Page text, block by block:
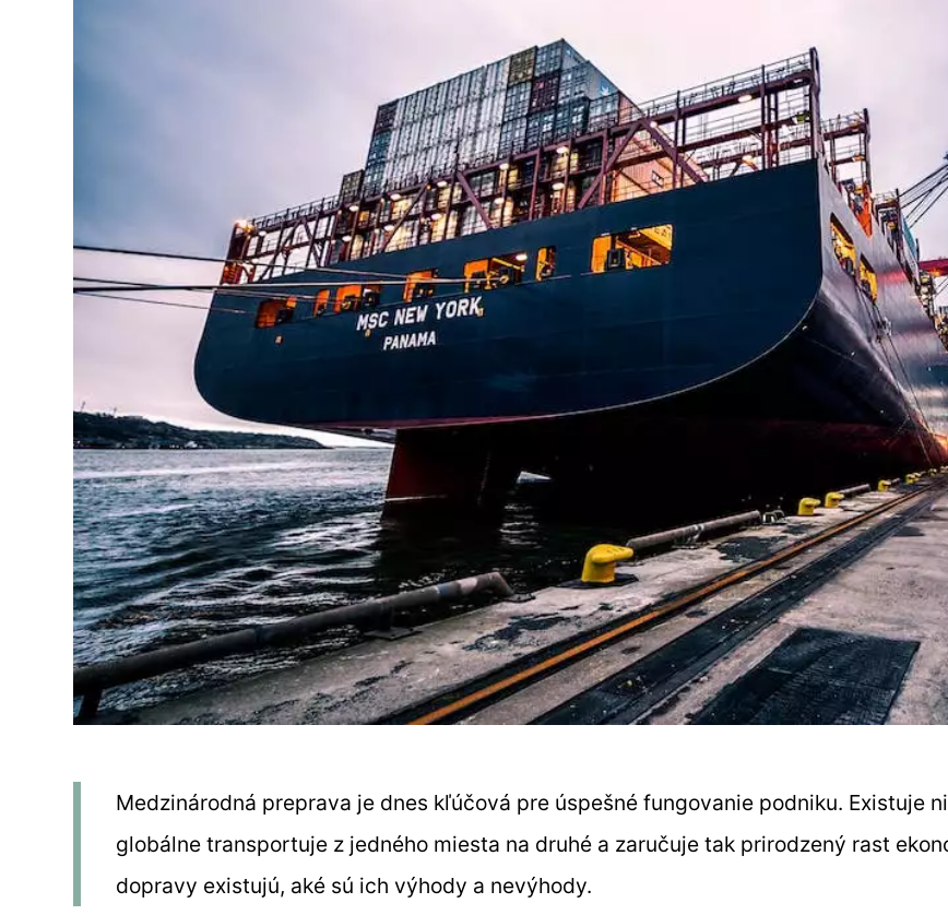
Medzinárodná preprava je dnes kľúčová pre úspešné fungovanie podniku. Existuje
globálne transportuje z jedného miesta na druhé a zaručuje tak prirodzený rast
dopravy existujú, aké sú ich výhody a nevýhody.